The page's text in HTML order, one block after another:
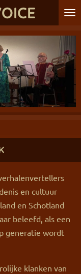
en cultuur
en Schotland
beleefd, als een
generatie wordt
klanken van